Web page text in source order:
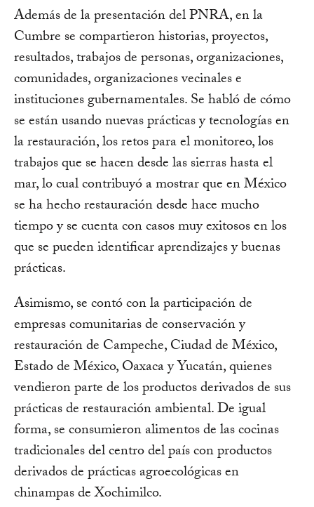
Además de la presentación del PNRA, en la
Cumbre se compartieron historias, proyectos,
resultados, trabajos de personas, organizaciones,
comunidades, organizaciones vecinales e
instituciones gubernamentales. Se habló de cómo
se están usando nuevas prácticas y tecnologías en
la restauración, los retos para el monitoreo, los
trabajos que se hacen desde las sierras hasta el
mar, lo cual contribuyó a mostrar que en México
se ha hecho restauración desde hace mucho
tiempo y se cuenta con casos muy exitosos en los
que se pueden identificar aprendizajes y buenas
prácticas.
Asimismo, se contó con la participación de
empresas comunitarias de conservación y
restauración de Campeche, Ciudad de México,
Estado de México, Oaxaca y Yucatán, quienes
vendieron parte de los productos derivados de sus
prácticas de restauración ambiental. De igual
forma, se consumieron alimentos de las cocinas
tradicionales del centro del país con productos
derivados de prácticas agroecológicas en
chinampas de Xochimilco.